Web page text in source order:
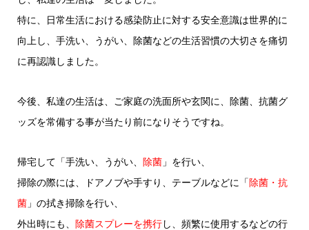
特に、日常生活における感染防止に対する安全意識は世界的に
向上し、手洗い、うがい、除菌などの生活習慣の大切さを痛切
に再認識しました。
今後、私達の生活は、ご家庭の洗面所や玄関に、除菌、抗菌グ
ッズを常備する事が当たり前になりそうですね。
帰宅して「手洗い、うがい、 除菌」を行い、
掃除の際には、ドアノブや手すり、テーブルなどに「除菌・抗
菌」の拭き掃除を行い、
外出時にも、 除菌スプレーを携行し、頻繁に使用するなどの行